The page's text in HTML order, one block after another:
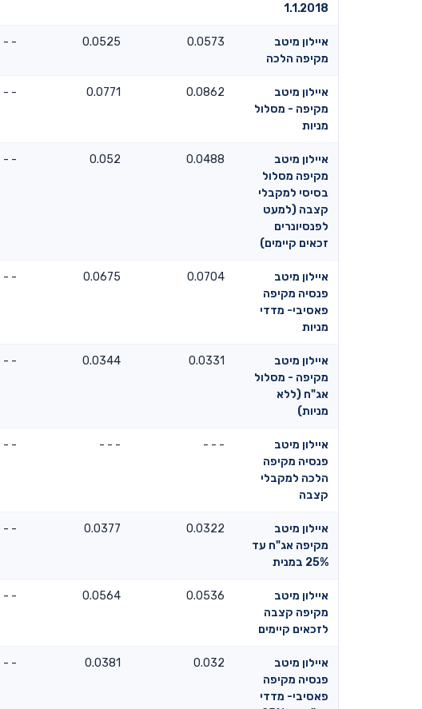
1.1.2018
איילון מיטב
מקיפה הלכה
0.0573
0.0525
- -
איילון מיטב
מקיפה - מסלול
מניות
0.0862
0.0771
- -
איילון מיטב
מקיפה מסלול
בסיסי למקבלי
קצבה (למעט
לפנסיונרים
זכאים קיימים)
0.0488
0.052
- -
איילון מיטב
פנסיה מקיפה
פאסיבי- מדדי
מניות
0.0704
0.0675
- -
איילון מיטב
מקיפה - מסלול
אג"ח (ללא
מניות)
0.0331
0.0344
- -
איילון מיטב
פנסיה מקיפה
הלכה למקבלי
קצבה
- - -
- - -
- -
איילון מיטב
מקיפה אג"ח עד
25% במנית
0.0322
0.0377
- -
איילון מיטב
מקיפה קצבה
לזכאים קיימים
0.0536
0.0564
- -
איילון מיטב
פנסיה מקיפה
פאסיבי- מדדי
0.032
0.0381
- -